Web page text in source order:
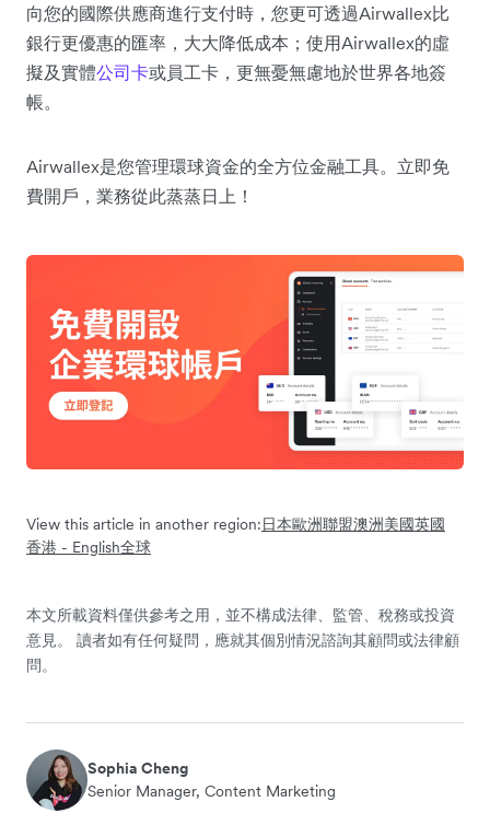
向您的國際供應商進行支付時，您更可透過Airwallex比
銀行更優惠的匯率，大大降低成本；使用Airwallex的虛
擬及實體公司卡或員工卡，更無憂無慮地於世界各地簽
帳。
Airwallex是您管理環球資金的全方位金融工具。立即免
費開戶，業務從此蒸蒸日上！
View this article in another region:日本歐洲聯盟澳洲美國英國
香港 - English全球
本文所載資料僅供參考之用，並不構成法律、監管、稅務或投資
意見。 讀者如有任何疑問，應就其個別情況諮詢其顧問或法律顧
問。
Sophia Cheng
Senior Manager, Content Marketing